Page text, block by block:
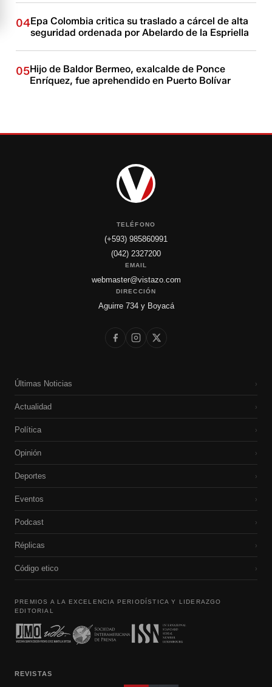
04Epa Colombia critica su traslado a cárcel de alta
seguridad ordenada por Abelardo de la Espriella
05Hijo de Baldor Bermeo, exalcalde de Ponce
Enríquez, fue aprehendido en Puerto Bolívar
TELÉFONO
(+593) 985860991
(042) 2327200
EMAIL
webmaster@vistazo.com
DIRECCIÓN
Aguirre 734 y Boyacá
Últimas Noticias ›
Actualidad ›
Política ›
Opinión ›
Deportes ›
Eventos ›
Podcast ›
Réplicas ›
Código etico ›
PREMIOS A LA EXCELENCIA PERIODÍSTICA Y LIDERAZGO
EDITORIAL
REVISTAS